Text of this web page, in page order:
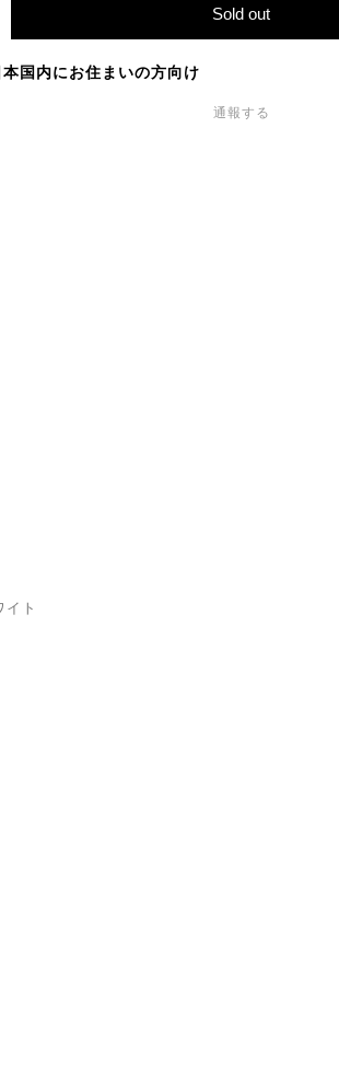
Sold out
本国内にお住まいの方向け
通報する
イト